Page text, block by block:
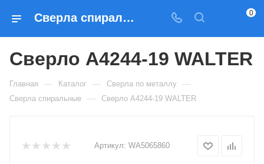
Сверла спиральные Сверло A4244-19 WALTER — купить по выгодным ценам в Москве 0
Сверло A4244-19 WALTER
Главная — Каталог — Сверла по металлу —
Сверла спиральные — Сверло A4244-19 WALTER
Артикул: WA5065860